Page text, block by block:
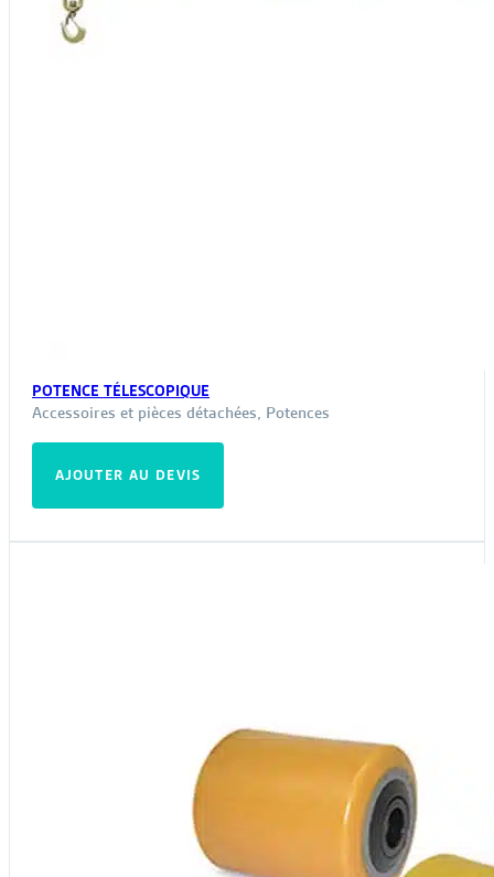
POTENCE TÉLESCOPIQUE
Accessoires et pièces détachées, Potences
AJOUTER AU DEVIS